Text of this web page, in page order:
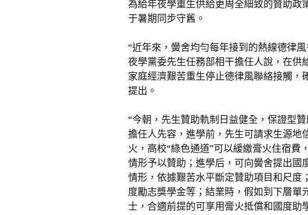
為給年夜學重生供給更周全細致的贊助
于暑期同步守舊。
“近年來，黌舍均勻每年接到的熱線德律
夜學黨委先生任務部相干擔任人說，在供
家庭經濟艱苦重生停止德律風聯絡接觸
提出。
“今朝，先生贊助軌制日益健全，保證型
擔任人先容，進學前，先生可請求生源地
火，高校“綠色通道”可以緩繳膏火住宿
情形予以贊助；進學后，可向黌舍提出
情形，依據艱苦水平斷定贊助項目和尺度
度勵志獎學金等；結業時，假如到下層
士，合適前提的可享用膏火抵償和國度助